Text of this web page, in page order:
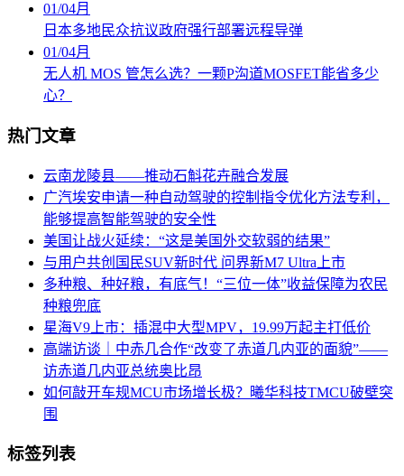
01/04月
日本多地民众抗议政府强行部署远程导弹
01/04月
无人机 MOS 管怎么选？一颗P沟道MOSFET能省多少
心？
热门文章
云南龙陵县――推动石斛花卉融合发展
广汽埃安申请一种自动驾驶的控制指令优化方法专利，
能够提高智能驾驶的安全性
美国让战火延续：“这是美国外交软弱的结果”
与用户共创国民SUV新时代 问界新M7 Ultra上市
多种粮、种好粮，有底气！“三位一体”收益保障为农民
种粮兜底
星海V9上市：插混中大型MPV，19.99万起主打低价
高端访谈｜中赤几合作“改变了赤道几内亚的面貌”――
访赤道几内亚总统奥比昂
如何敲开车规MCU市场增长极？曦华科技TMCU破壁突
围
标签列表